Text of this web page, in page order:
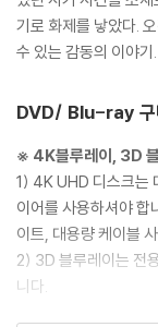
기로 화제를 낳았다.
수 있는 감동의 이야
DVD/ Blu-ray 구
※ 4K블루레이, 3D
1) 4K UHD 디스크는
이어를 사용하셔야 합
이트, 대용량 케이블
2) 3D 블루레이는 전
니다.